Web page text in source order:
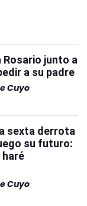
junto a
a su padre
Cuyo
sexta derrota
su futuro:
haré
Cuyo